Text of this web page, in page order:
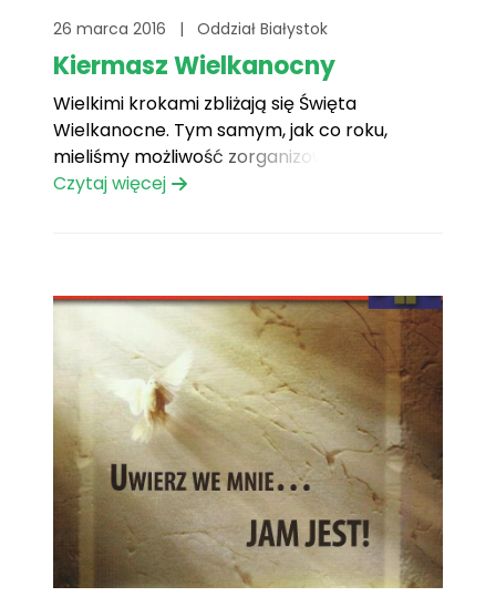
26 marca 2016 | Oddział Białystok
Kiermasz Wielkanocny
Wielkimi krokami zbliżają się Święta
Wielkanocne. Tym samym, jak co roku,
mieliśmy możliwość zorganizowania
Kiermaszu Wielkanocnego. I tak, w ostatni
Czytaj więcej